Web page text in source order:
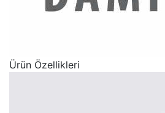
Ürün Özellikleri